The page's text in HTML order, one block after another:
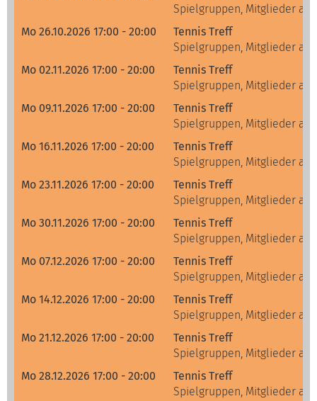
Spielgruppen, Mitglieder
Mo 26.10.2026 17:00 - 20:00
Tennis Treff
Spielgruppen, Mitglieder
Mo 02.11.2026 17:00 - 20:00
Tennis Treff
Spielgruppen, Mitglieder
Mo 09.11.2026 17:00 - 20:00
Tennis Treff
Spielgruppen, Mitglieder
Mo 16.11.2026 17:00 - 20:00
Tennis Treff
Spielgruppen, Mitglieder
Mo 23.11.2026 17:00 - 20:00
Tennis Treff
Spielgruppen, Mitglieder
Mo 30.11.2026 17:00 - 20:00
Tennis Treff
Spielgruppen, Mitglieder
Mo 07.12.2026 17:00 - 20:00
Tennis Treff
Spielgruppen, Mitglieder
Mo 14.12.2026 17:00 - 20:00
Tennis Treff
Spielgruppen, Mitglieder
Mo 21.12.2026 17:00 - 20:00
Tennis Treff
Spielgruppen, Mitglieder
Mo 28.12.2026 17:00 - 20:00
Tennis Treff
Spielgruppen, Mitglieder